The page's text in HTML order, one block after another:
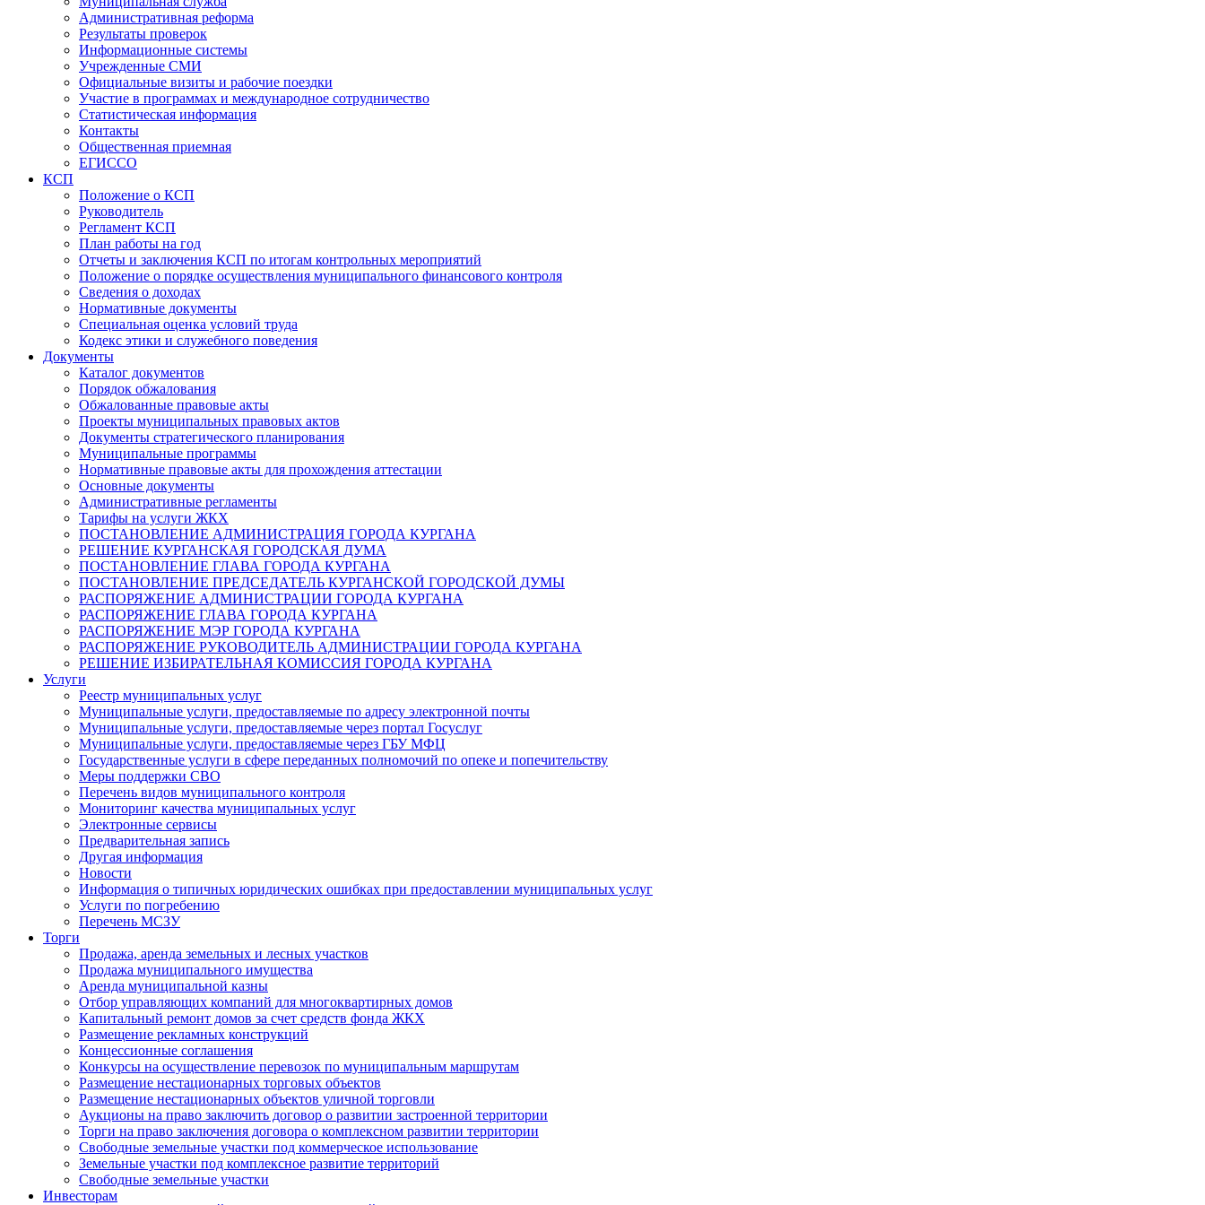
Административная реформа
Результаты проверок
Информационные системы
Учрежденные СМИ
Официальные визиты и рабочие поездки
Участие в программах и международное сотрудничество
Статистическая информация
Контакты
Общественная приемная
ЕГИССО
КСП
Положение о КСП
Руководитель
Регламент КСП
План работы на год
Отчеты и заключения КСП по итогам контрольных мероприятий
Положение о порядке осуществления муниципального финансового контроля
Сведения о доходах
Нормативные документы
Специальная оценка условий труда
Кодекс этики и служебного поведения
Документы
Каталог документов
Порядок обжалования
Обжалованные правовые акты
Проекты муниципальных правовых актов
Документы стратегического планирования
Муниципальные программы
Нормативные правовые акты для прохождения аттестации
Основные документы
Административные регламенты
Тарифы на услуги ЖКХ
ПОСТАНОВЛЕНИЕ АДМИНИСТРАЦИЯ ГОРОДА КУРГАНА
РЕШЕНИЕ КУРГАНСКАЯ ГОРОДСКАЯ ДУМА
ПОСТАНОВЛЕНИЕ ГЛАВА ГОРОДА КУРГАНА
ПОСТАНОВЛЕНИЕ ПРЕДСЕДАТЕЛЬ КУРГАНСКОЙ ГОРОДСКОЙ ДУМЫ
РАСПОРЯЖЕНИЕ АДМИНИСТРАЦИИ ГОРОДА КУРГАНА
РАСПОРЯЖЕНИЕ ГЛАВА ГОРОДА КУРГАНА
РАСПОРЯЖЕНИЕ МЭР ГОРОДА КУРГАНА
РАСПОРЯЖЕНИЕ РУКОВОДИТЕЛЬ АДМИНИСТРАЦИИ ГОРОДА КУРГАНА
РЕШЕНИЕ ИЗБИРАТЕЛЬНАЯ КОМИССИЯ ГОРОДА КУРГАНА
Услуги
Реестр муниципальных услуг
Муниципальные услуги, предоставляемые по адресу электронной почты
Муниципальные услуги, предоставляемые через портал Госуслуг
Муниципальные услуги, предоставляемые через ГБУ МФЦ
Государственные услуги в сфере переданных полномочий по опеке и попечительству
Меры поддержки СВО
Перечень видов муниципального контроля
Мониторинг качества муниципальных услуг
Электронные сервисы
Предварительная запись
Другая информация
Новости
Информация о типичных юридических ошибках при предоставлении муниципальных услуг
Услуги по погребению
Перечень МСЗУ
Торги
Продажа, аренда земельных и лесных участков
Продажа муниципального имущества
Аренда муниципальной казны
Отбор управляющих компаний для многоквартирных домов
Капитальный ремонт домов за счет средств фонда ЖКХ
Размещение рекламных конструкций
Концессионные соглашения
Конкурсы на осуществление перевозок по муниципальным маршрутам
Размещение нестационарных торговых объектов
Размещение нестационарных объектов уличной торговли
Аукционы на право заключить договор о развитии застроенной территории
Торги на право заключения договора о комплексном развитии территории
Свободные земельные участки под коммерческое использование
Земельные участки под комплексное развитие территорий
Свободные земельные участки
Инвесторам